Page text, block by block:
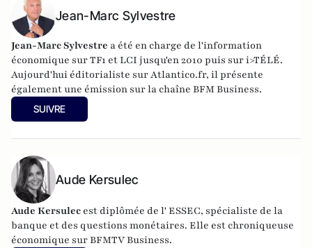
Jean-Marc Sylvestre
Jean-Marc Sylvestre a été en charge de l'information
économique sur TF1 et LCI jusqu'en 2010 puis sur i>TÉLÉ.
Aujourd'hui éditorialiste sur Atlantico.fr, il présente
également une émission sur la chaîne BFM Business.
SUIVRE
Aude Kersulec
Aude Kersulec est diplômée de l' ESSEC, spécialiste de la
banque et des questions monétaires. Elle est chroniqueuse
économique sur BFMTV Business.